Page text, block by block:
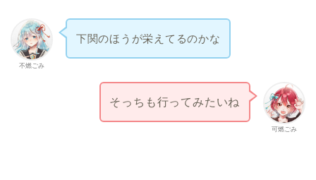
不燃ごみ
下関のほうが栄えてるのかな
可燃ごみ
そっちも行ってみたいね